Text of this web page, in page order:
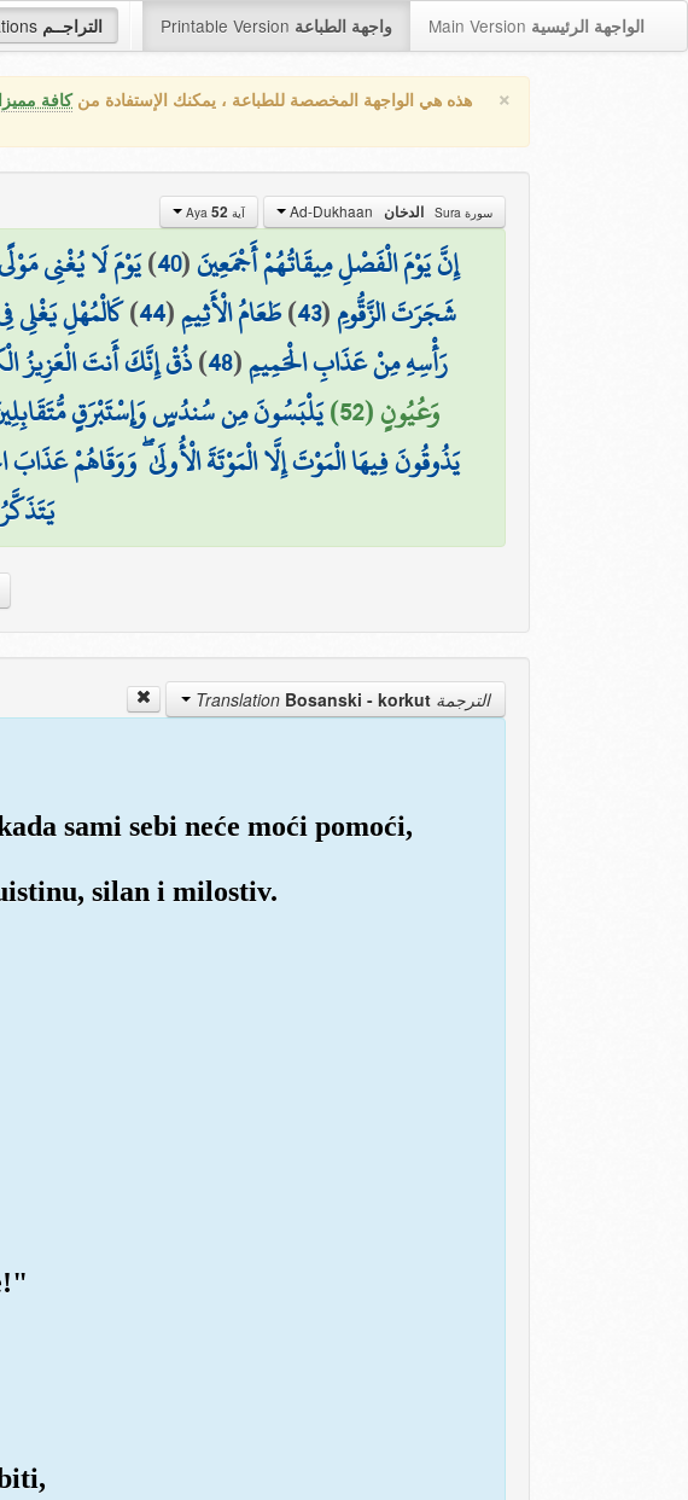
التراجــم Printable Version واجهة الطباعة Main Version الواجهة الرئيسية
× هذه هي الواجهة المخصصة للطباعة ، يمكنك الإستفادة منكافة
سورة Sura الدخان آية Aya 52
إِنَّ يَوْمَ الْفَصْلِ مِيقَاتُهُمْ أَجْمَعِينَ(
40
)يَوْمَ لَا يُغْنِي
شَجَرَتَ الزَّقُّومِ(
43
)طَعَامُ الْأَثِيمِ(
44
)كَالْمُهْلِ يَغْلِي
رَأْسِهِ مِنْ عَذَابِ الْحَمِيمِ(
48
)ذُقْ إِنَّكَ أَنتَ الْعَزِيزُ
وَعُيُونٍ (52)
يَلْبَسُونَ مِن سُندُسٍ وَإِسْتَبْرَقٍ
يَذُوقُونَ فِيهَا الْمَوْتَ إِلَّا الْمَوْتَةَ الْأُولَىٰ ۖ وَوَقَاهُمْ
الترجمة Translation Bosanski - korkut
sami sebi neće moći pomoći,
silan i milostiv.